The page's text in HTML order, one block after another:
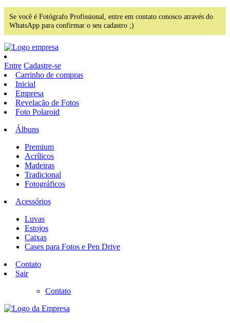
Se você é Fotógrafo Profissional, entre em contato conosco através do
WhatsApp para confirmar o seu cadastro ;)
Entre Cadastre-se
Carrinho de compras
Inicial
Empresa
Revelação de Fotos
Foto Polaroid
Álbuns
Premium
Acrílicos
Madeiras
Tradicional
Fotográficos
Acessórios
Luvas
Estojos
Caixas
Cases para Fotos e Pen Drive
Contato
Sair
Contato